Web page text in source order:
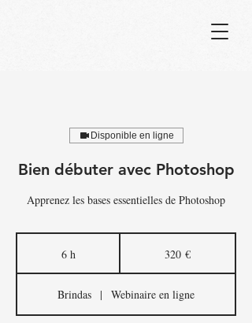
Disponible en ligne
Bien débuter avec Photoshop
Apprenez les bases essentielles de Photoshop
6 h
h
320 €
Brindas | Webinaire en ligne